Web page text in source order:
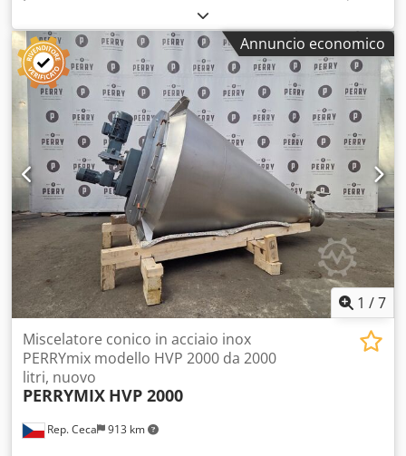
fusti in acciaio inossidabile, modello FTHSM 301, marca
Muller, usato. Adatto per miscelare, sollevare, inclinare e
ruotare diversi tipi di fusti. Altezza totale della colonna:
3400 mm, altezza massima di sollevamento (asse del
morsetto): circa 2700 mm, carico massimo: fino a 150 kg. Il
miscelatore offre le seguenti opzioni: - miscelazione: 2-10
giri/min, rotazione di 360°, inclinazione del morsetto
regolabile manualmente fino a 30°, tempo di miscelazione
regolabile da 1 a 99 minuti. - inclinazione: 2 giri/min,
intervallo da 0 a 180° - sollevamento/abbassamento: 3
m/min - rotazione: manualmente, max 350° - dotato di un
morsetto universale con azionamento manuale del
serraggio tramite volantino. Dodpfx Abszh Enmoijck
Include pannello di controllo.
Annuncio economico
1 /7
Rep. Ceca 913 km
Miscelatore conico in acciaio inox
PERRYmix modello HVP 2000 da 2000
litri, nuovo
PERRYMIX HVP 2000